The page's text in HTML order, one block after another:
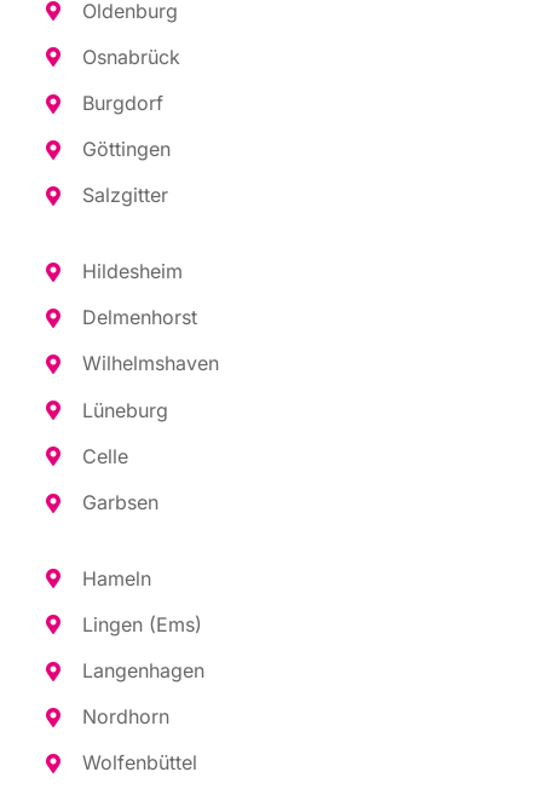
Olden­burg
Osna­brück
Burg­dorf
Göt­tin­gen
Salz­git­ter
Hil­des­heim
Del­men­horst
Wil­helms­ha­ven
Lüne­burg
Cel­le
Garb­sen
Hameln
Lin­gen (Ems)
Lan­gen­ha­gen
Nord­horn
Wol­fen­büt­tel